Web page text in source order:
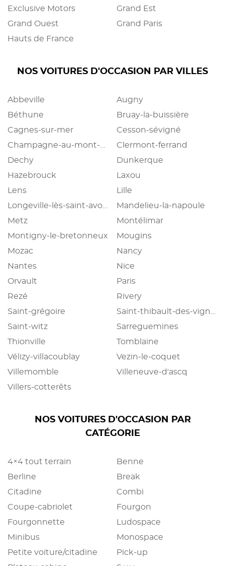
Exclusive Motors
Grand Est
Grand Ouest
Grand Paris
Hauts de France
NOS VOITURES D'OCCASION PAR VILLES
Abbeville
Augny
Béthune
Bruay-la-buissière
Cagnes-sur-mer
Cesson-sévigné
Clermont-ferrand
Dechy
Dunkerque
Hazebrouck
Laxou
Lens
Lille
Mandelieu-la-napoule
Metz
Montélimar
Montigny-le-bretonneux
Mougins
Mozac
Nancy
Nantes
Nice
Orvault
Paris
Rezé
Rivery
Saint-grégoire
Saint-witz
Sarreguemines
Thionville
Tomblaine
Vélizy-villacoublay
Vezin-le-coquet
Villemomble
Villeneuve-d'ascq
Villers-cotterêts
NOS VOITURES D'OCCASION PAR
CATÉGORIE
4×4 tout terrain
Benne
Berline
Break
Citadine
Combi
Coupe-cabriolet
Fourgon
Fourgonnette
Ludospace
Minibus
Monospace
Petite voiture/citadine
Pick-up